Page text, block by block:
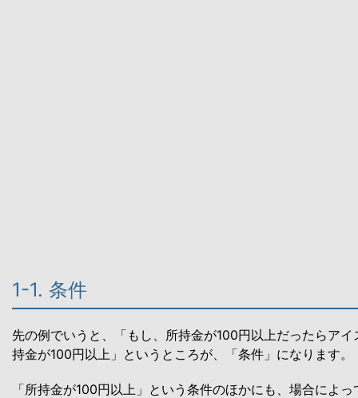
1-1. 条件
先の例でいうと、「もし、所持金が100円以上だったらア
持金が100円以上」というところが、「条件」になります。
「所持金が100円以上」という条件のほかにも、場合によ